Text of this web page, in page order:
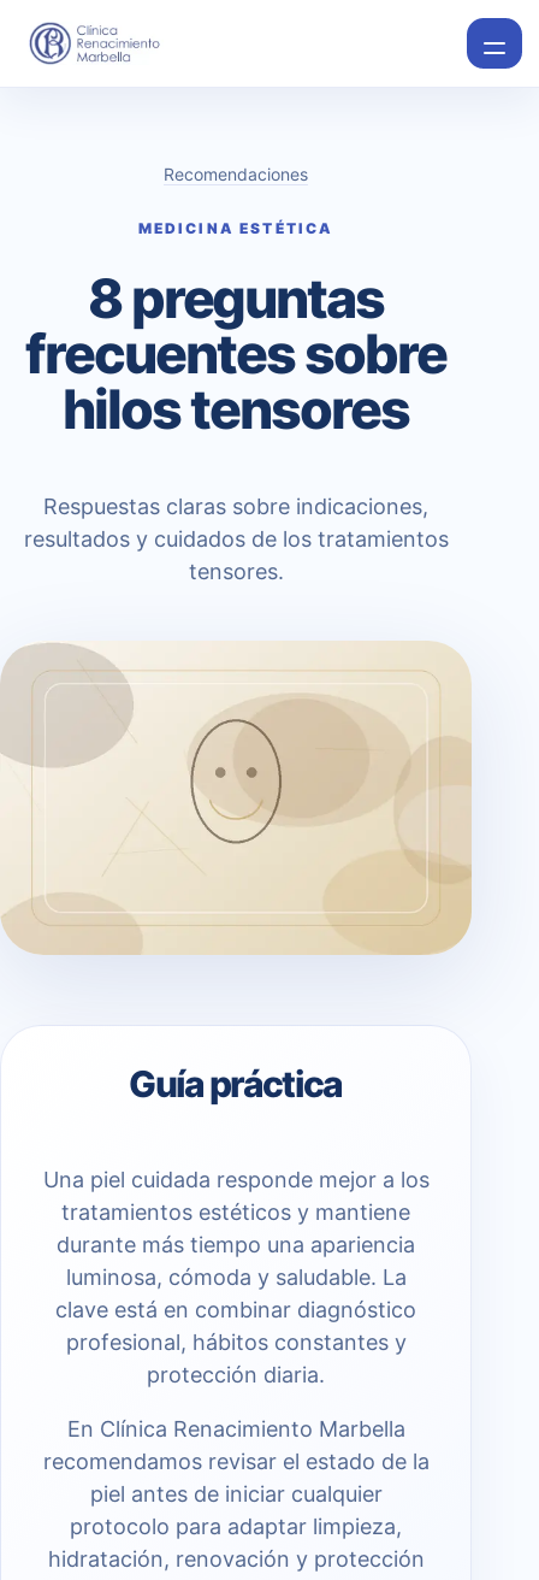
Recomendaciones
MEDICINA ESTÉTICA
8 preguntas
frecuentes sobre
hilos tensores
Respuestas claras sobre indicaciones,
resultados y cuidados de los tratamientos
tensores.
Guía práctica
Una piel cuidada responde mejor a los
tratamientos estéticos y mantiene
durante más tiempo una apariencia
luminosa, cómoda y saludable. La
clave está en combinar diagnóstico
profesional, hábitos constantes y
protección diaria.
En Clínica Renacimiento Marbella
recomendamos revisar el estado de la
piel antes de iniciar cualquier
protocolo para adaptar limpieza,
hidratación, renovación y protección